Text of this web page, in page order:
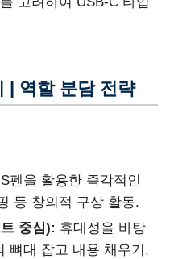
| 역할 분담 전략
S펜을 활용한 즉각적인
등 창의적 구상 활동.
중심): 휴대성을 바탕
뼈대 잡고 내용 채우기,